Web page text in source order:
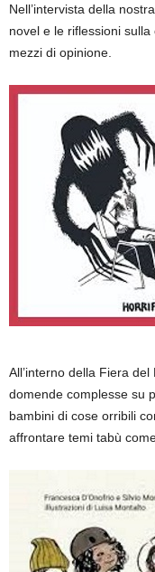
Nell’intervista della
novel e le riflessioni
mezzi di opinione.
All’interno della Fiera
domende complesse su
bambini di cose orribili
affrontare temi tabù